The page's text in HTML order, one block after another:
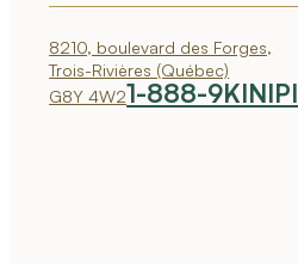
8210, boulevard des Forges,
Trois-Rivières (Québec)
G8Y 4W21-888-9KINIPI